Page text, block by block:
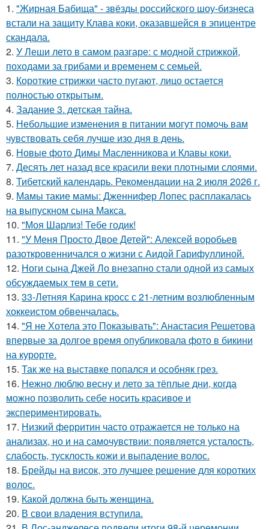
1. "Жирная Бабища" - звёзды российского шоу-бизнеса
встали на защиту Клава коки, оказавшейся в эпицентре
скандала.
2. У Леши лето в самом разгаре: с модной стрижкой,
походами за грибами и временем с семьей.
3. Короткие стрижки часто пугают, лицо остается
полностью открытым.
4. Задание 3. детская тайна.
5. Небольшие изменения в питании могут помочь вам
чувствовать себя лучше изо дня в день.
6. Новые фото Димы Масленникова и Клавы коки.
7. Десять лет назад все красили веки плотными слоями.
8. Тибетский календарь. Рекомендации на 2 июля 2026 г.
9. Мамы такие мамы: Дженнифер Лопес расплакалась
на выпускном сына Макса.
10. "Моя Шарлиз! Тебе годик!
11. "У Меня Просто Двое Детей": Алексей воробьев
разоткровенничался о жизни с Аидой Гарифуллиной.
12. Ноги сына Джей Ло внезапно стали одной из самых
обсуждаемых тем в сети.
13. 33-Летняя Карина кросс с 21-летним возлюбленным
хоккеистом обвенчалась.
14. "Я не Хотела это Показывать": Анастасия Решетова
впервые за долгое время опубликовала фото в бикини
на курорте.
15. Так же на выставке попался и особняк грез.
16. Нежно люблю весну и лето за тёплые дни, когда
можно позволить себе носить красивое и
экспериментировать.
17. Низкий ферритин часто отражается не только на
анализах, но и на самочувствии: появляется усталость,
слабость, тусклость кожи и выпадение волос.
18. Брейды на висок, это лучшее решение для коротких
волос.
19. Какой должна быть женщина.
20. В свои владения вступила.